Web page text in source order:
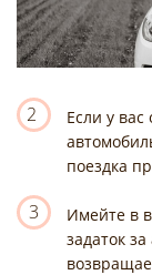
2
Если у
поездка
3
Имейте в
задаток